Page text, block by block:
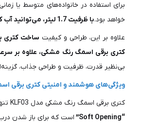
برای استفاده در خانواده‌های متوسط یا
خواهد بود.با ظرفیت 1.7 لیتر، می‌توانید آب کافی برای تهیه چندین فنجان نوشیدنی داغ آماده کنید و به راحتی نیازهای خانواده یا مهمانان خود را برآورده سازید.
علاوه بر این، طراحی و کیفیت ساخت کتری
کتری برقی اسمگ رنگ مشکی، علاوه بر
بی‌نظیر قدرت، ظرفیت و طراحی جذاب،
ویژگی‌های هوشمند و امنیتی کتری برقی
کتری برقی اسمگ رنگ مشکی مدل KLF03 تنها یک محصول زیبا و شیک نیست،
“Soft Opening”
است که برای باز شدن